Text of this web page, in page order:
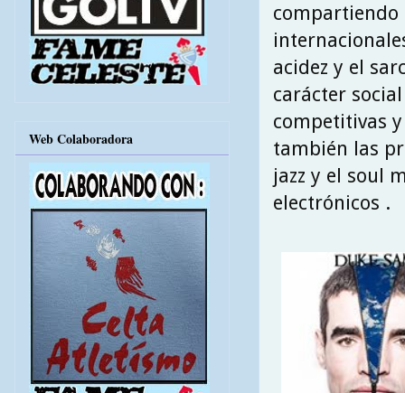
compartiendo
acidez y el
carácter
competitivas
también las
jazz y el soul
electrónicos .
Web Colaboradora